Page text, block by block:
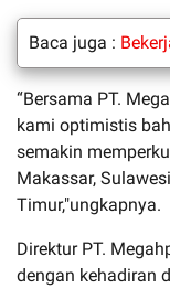
Baca juga :
“Bersama PT.
kami optimistis
semakin
Makassar,
Timur,"ungkapnya.
Direktur PT.
dengan kehadiran